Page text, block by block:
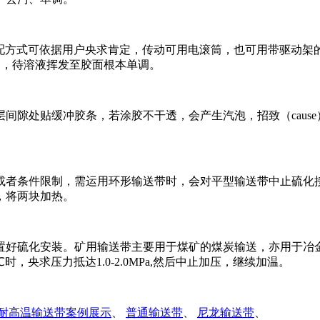
可依据用户央求肯定，传动可用电滚筒，也可用带驱动架
待溶液挥发至胶面根本单调。
处贴缓冲胶条，若涂胶不干透，会产生汽泡，招致（cause
件限制，需运用环形输送带时，会对平型输送带中止硫化
两块加热。
化安装。矿用输送带主要用于煤矿的煤炭输送，亦用于冶
央求压力抵达1.0-2.0MPa,然后中止加压，继续加温。
高温输送带案例展示 普通输送带 尼龙输送带